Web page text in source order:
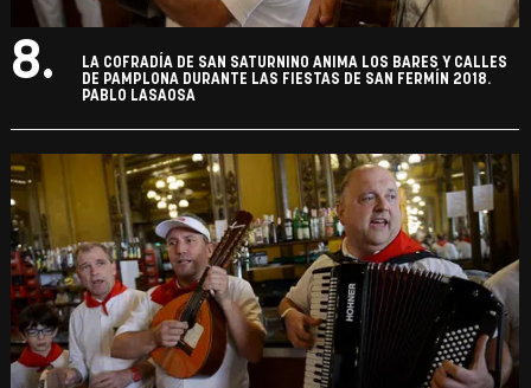
8.
LA COFRADÍA DE SAN SATURNINO ANIMA LOS BARES Y CALLES
DE PAMPLONA DURANTE LAS FIESTAS DE SAN FERMÍN 2018.
PABLO LASAOSA